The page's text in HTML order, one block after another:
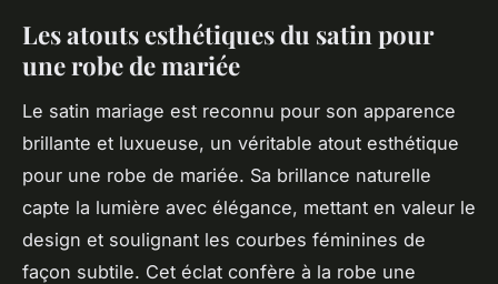
Les atouts esthétiques du satin pour
une robe de mariée
Le satin mariage est reconnu pour son apparence
brillante et luxueuse, un véritable atout esthétique
pour une robe de mariée. Sa brillance naturelle
capte la lumière avec élégance, mettant en valeur le
design et soulignant les courbes féminines de
façon subtile. Cet éclat confère à la robe une